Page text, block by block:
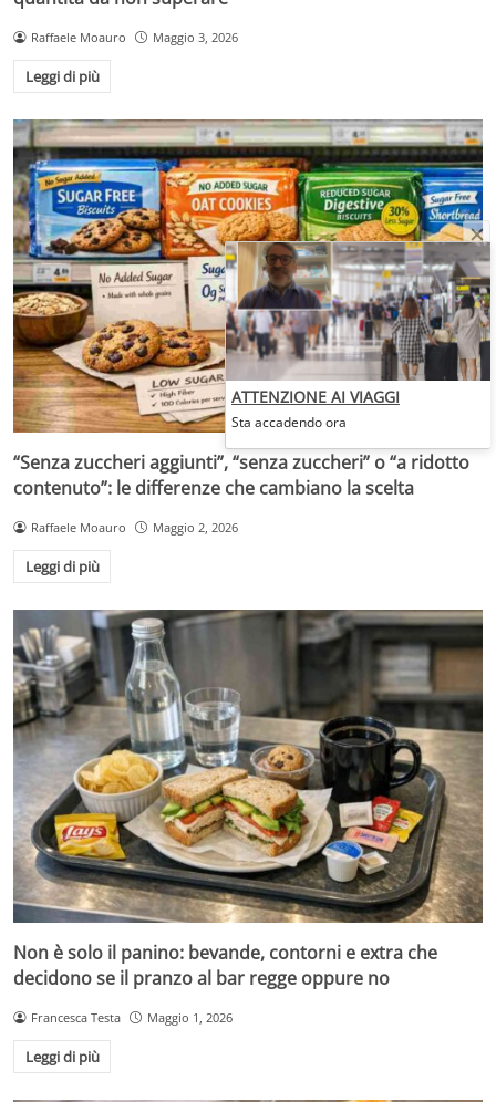
Raffaele Moauro Maggio 3, 2026
Leggi di più
“Senza zuccheri aggiunti”, “senza zuccheri” o “a ridotto
contenuto”: le differenze che cambiano la scelta
Raffaele Moauro Maggio 2, 2026
Leggi di più
Non è solo il panino: bevande, contorni e extra che
decidono se il pranzo al bar regge oppure no
Francesca Testa Maggio 1, 2026
Leggi di più
ATTENZIONE AI VIAGGI
Sta accadendo ora